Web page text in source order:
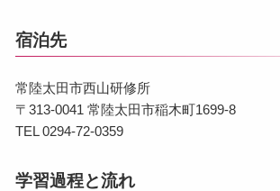
宿泊先
常陸太田市西山研修所
〒313-0041 常陸太田市稲木町1699-8
TEL 0294-72-0359
学習過程と流れ